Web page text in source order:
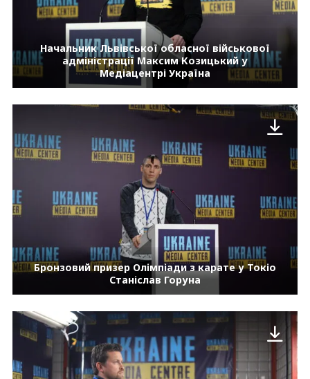
Начальник Львівської обласної військової
адміністрації Максим Козицький у
Медіацентрі Україна
Бронзовий призер Олімпіади з карате у Токіо
Станіслав Горуна